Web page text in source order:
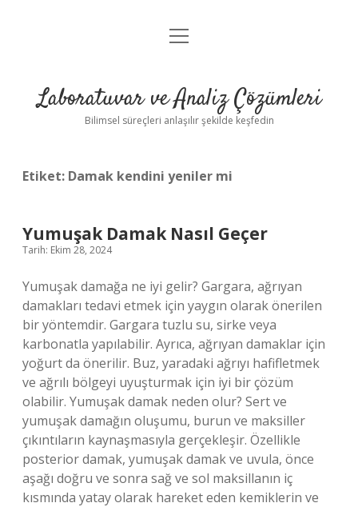
Anasayfa
Yasal Uyarı
menüyü
Laboratuvar ve Analiz Çözümleri
Bilimsel süreçleri anlaşılır şekilde keşfedin
Etiket: Damak kendini yeniler mi
Yumuşak Damak Nasıl Geçer
Tarih: Ekim 28, 2024
Yumuşak damağa ne iyi gelir? Gargara, ağrıyan
damakları tedavi etmek için yaygın olarak önerilen
bir yöntemdir. Gargara tuzlu su, sirke veya
karbonatla yapılabilir. Ayrıca, ağrıyan damaklar için
yoğurt da önerilir. Buz, yaradaki ağrıyı hafifletmek
ve ağrılı bölgeyi uyuşturmak için iyi bir çözüm
olabilir. Yumuşak damak neden olur? Sert ve
yumuşak damağın oluşumu, burun ve maksiller
çıkıntıların kaynaşmasıyla gerçekleşir. Özellikle
posterior damak, yumuşak damak ve uvula, önce
aşağı doğru ve sonra sağ ve sol maksillanın iç
kısmında yatay olarak hareket eden kemiklerin ve